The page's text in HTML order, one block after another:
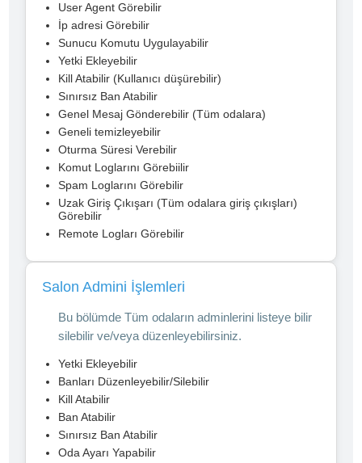
User Agent Görebilir
İp adresi Görebilir
Sunucu Komutu Uygulayabilir
Yetki Ekleyebilir
Kill Atabilir (Kullanıcı düşürebilir)
Sınırsız Ban Atabilir
Genel Mesaj Gönderebilir (Tüm odalara)
Geneli temizleyebilir
Oturma Süresi Verebilir
Komut Loglarını Görebiilir
Spam Loglarını Görebilir
Uzak Giriş Çıkışarı (Tüm odalara giriş çıkışları)
Görebilir
Remote Logları Görebilir
Salon Admini İşlemleri
Bu bölümde Tüm odaların adminlerini listeye bilir
silebilir ve/veya düzenleyebilirsiniz.
Yetki Ekleyebilir
Banları Düzenleyebilir/Silebilir
Kill Atabilir
Ban Atabilir
Sınırsız Ban Atabilir
Oda Ayarı Yapabilir